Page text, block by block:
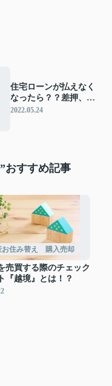
住宅ローンが払えなく
なったら？？差押、競
売までの流れ
2022.05.24
すすめ記事
お住み替え 購入売却
売買する際のチェック
『越境』とは！？